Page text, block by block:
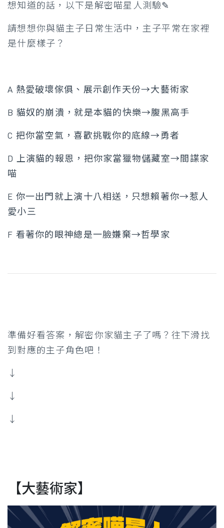
想知道的話，以下是解密喵星人測驗✎
請想想你與貓主子日常生活中，主子平常在家裡
是什麼樣子？
A 熱愛破壞傢俱、展示創作天份→大藝術家
B 貓奴的崩潰，就是本貓的快樂→腹黑高手
C 把你當空氣，喜歡挑戰你的底線→勇者
D 上演貓的報恩，把你家當獵物儲藏室→間諜家
喵
E 你一出門就上演十八相送，只想賴著你→惹人
愛小三
F 看著你的眼神總是一臉嫌棄→哲學家
準備好看答案，解密你家貓主子了嗎？往下滑找
到對應的主子角色吧！
↓
↓
↓
【大藝術家】